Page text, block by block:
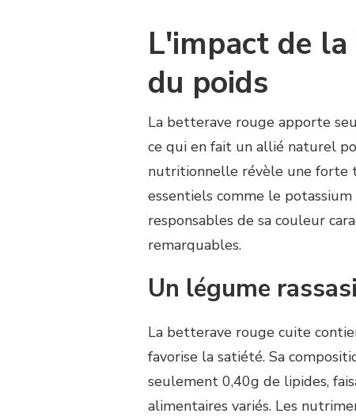
L'impact de
du poids
La betterave rouge apporte
ce qui en fait un allié naturel
nutritionnelle révèle une forte
essentiels comme le
responsables de sa couleur
remarquables.
Un légume
La betterave rouge cuite
favorise la satiété. Sa
seulement 0,40g de lipides,
alimentaires variés. Les